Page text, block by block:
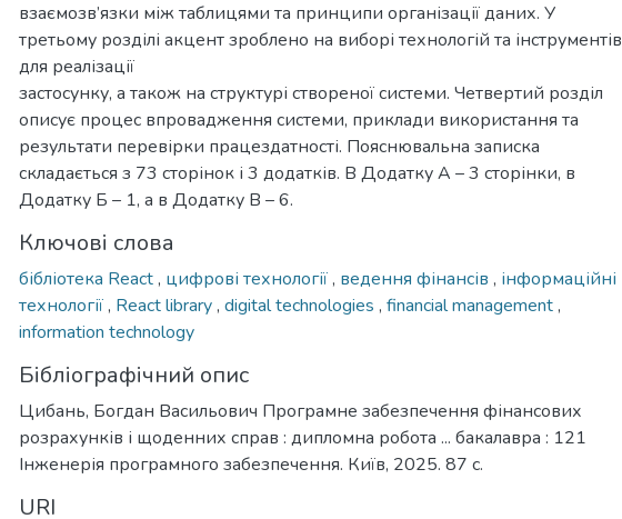
взаємозв’язки між таблицями та принципи організації даних. У
третьому розділі акцент зроблено на виборі технологій та інструментів
для реалізації
застосунку, а також на структурі створеної системи. Четвертий розділ
описує процес впровадження системи, приклади використання та
результати перевірки працездатності. Пояснювальна записка
складається з 73 сторінок і 3 додатків. В Додатку А – 3 сторінки, в
Додатку Б – 1, а в Додатку В – 6.
Ключові слова
бібліотека React, цифрові технології, ведення фінансів , інформаційні
технології, React library, digital technologies , financial management,
information technology
Бібліографічний опис
Цибань, Богдан Васильович Програмне забезпечення фінансових
розрахунків і щоденних справ : дипломна робота ... бакалавра : 121
Інженерія програмного забезпечення. Київ, 2025. 87 с.
URI